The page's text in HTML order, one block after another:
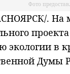
Фото
. На
в
Думы